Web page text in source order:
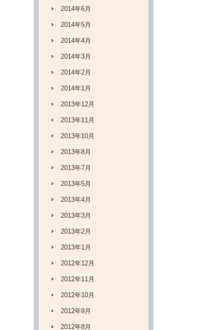
2014年6月
2014年5月
2014年4月
2014年3月
2014年2月
2014年1月
2013年12月
2013年11月
2013年10月
2013年8月
2013年7月
2013年5月
2013年4月
2013年3月
2013年2月
2013年1月
2012年12月
2012年11月
2012年10月
2012年9月
2012年8月